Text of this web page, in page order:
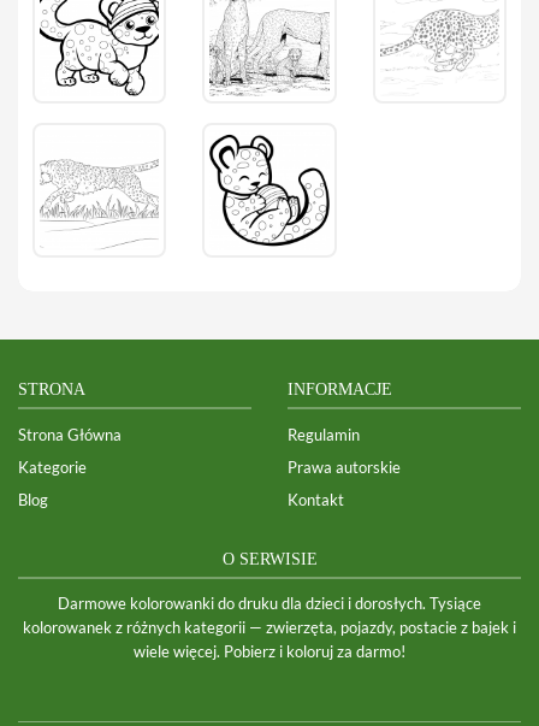
STRONA
Strona Główna
Kategorie
Blog
INFORMACJE
Regulamin
Prawa autorskie
Kontakt
O SERWISIE
Darmowe kolorowanki do druku dla dzieci i dorosłych. Tysiące
kolorowanek z różnych kategorii — zwierzęta, pojazdy, postacie z bajek i
wiele więcej. Pobierz i koloruj za darmo!